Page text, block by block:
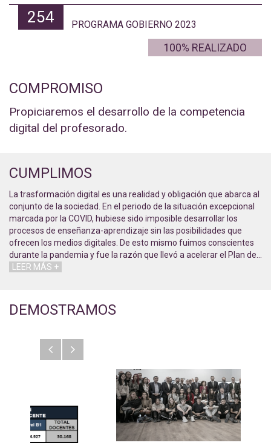
254 PROGRAMA GOBIERNO 2023
100% REALIZADO
COMPROMISO
Propiciaremos el desarrollo de la competencia
digital del profesorado.
CUMPLIMOS
La trasformación digital es una realidad y obligación que abarca al
conjunto de la sociedad. En el periodo de la situación excepcional
marcada por la COVID, hubiese sido imposible desarrollar los
procesos de enseñanza-aprendizaje sin las posibilidades que
ofrecen los medios digitales. De esto mismo fuimos conscientes
durante la pandemia y fue la razón que llevó a acelerar el Plan de…
LEER MÁS +
DEMOSTRAMOS
AnteriorSiguiente